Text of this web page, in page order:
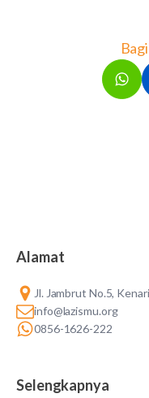
Alamat
Jl. Jambrut No.5,
info@lazismu.org
0856-1626-222
Selengkapnya